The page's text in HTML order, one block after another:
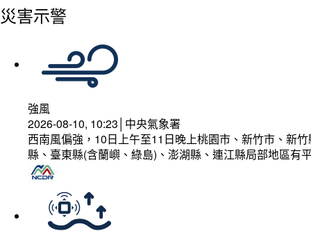
災害示警
強風
2026-08-10, 10:23│中央氣象署
西南風偏強，10日上午至11日晚上桃園市、新竹市、新
縣、臺東縣(含蘭嶼、綠島)、澎湖縣、連江縣局部地區